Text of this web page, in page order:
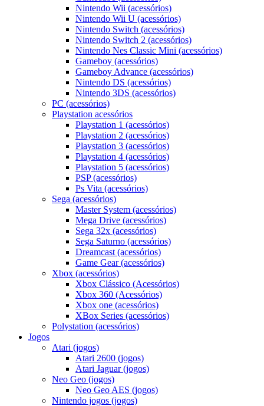
Nintendo Wii (acessórios)
Nintendo Wii U (acessórios)
Nintendo Switch (acessórios)
Nintendo Switch 2 (acessórios)
Nintendo Nes Classic Mini (acessórios)
Gameboy (acessórios)
Gameboy Advance (acessórios)
Nintendo DS (acessórios)
Nintendo 3DS (acessórios)
PC (acessórios)
Playstation acessórios
Playstation 1 (acessórios)
Playstation 2 (acessórios)
Playstation 3 (acessórios)
Playstation 4 (acessórios)
Playstation 5 (acessórios)
PSP (acessórios)
Ps Vita (acessórios)
Sega (acessórios)
Master System (acessórios)
Mega Drive (acessórios)
Sega 32x (acessórios)
Sega Saturno (acessórios)
Dreamcast (acessórios)
Game Gear (acessórios)
Xbox (acessórios)
Xbox Clássico (Acessórios)
Xbox 360 (Acessórios)
Xbox one (acessórios)
XBox Series (acessórios)
Polystation (acessórios)
Jogos
Atari (jogos)
Atari 2600 (jogos)
Atari Jaguar (jogos)
Neo Geo (jogos)
Neo Geo AES (jogos)
Nintendo jogos (jogos)